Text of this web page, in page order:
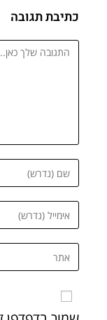
כתיבת תגובה